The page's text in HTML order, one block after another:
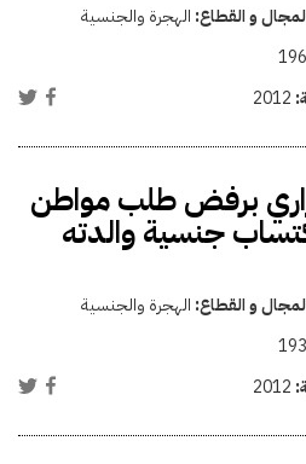
و القطاع: الهجرة والجنسية
2012
برفض طلب مواطن
جنسية والدته
و القطاع: الهجرة والجنسية
2012